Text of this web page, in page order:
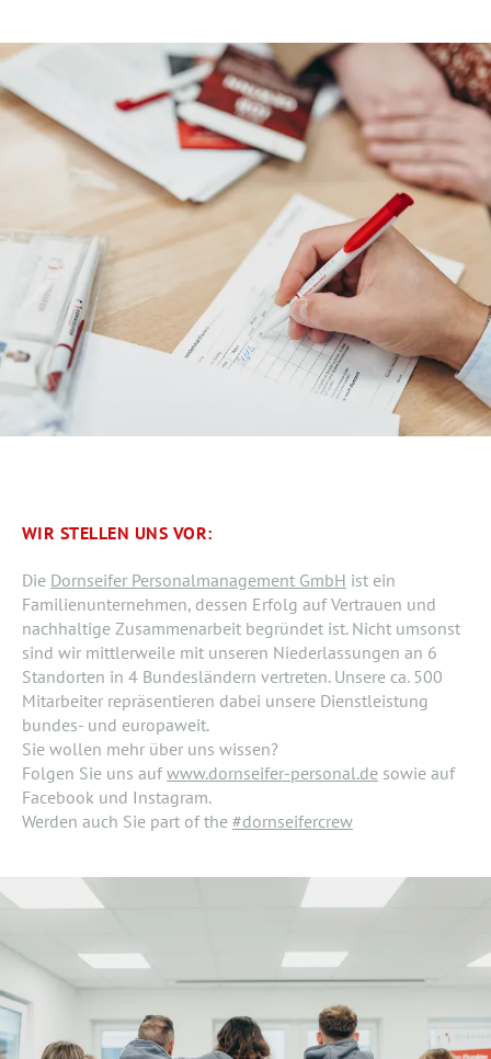
WIR STELLEN UNS VOR:
Die Dornseifer Personalmanagement GmbH ist ein
Familienunternehmen, dessen Erfolg auf Vertrauen und
nachhaltige Zusammenarbeit begründet ist. Nicht umsonst
sind wir mittlerweile mit unseren Niederlassungen an 6
Standorten in 4 Bundesländern vertreten. Unsere ca. 500
Mitarbeiter repräsentieren dabei unsere Dienstleistung
bundes- und europaweit.
Sie wollen mehr über uns wissen?
Folgen Sie uns aufwww.dornseifer-personal.de sowie auf
Facebook und Instagram.
Werden auch Sie part of the #dornseifercrew